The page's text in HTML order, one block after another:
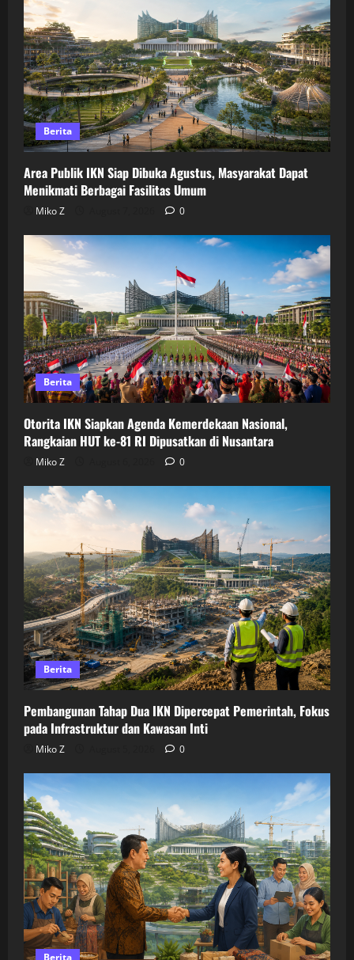
Berita
Area Publik IKN Siap Dibuka Agustus, Masyarakat Dapat
Menikmati Berbagai Fasilitas Umum
Miko Z 0
Berita
Otorita IKN Siapkan Agenda Kemerdekaan Nasional,
Rangkaian HUT ke-81 RI Dipusatkan di Nusantara
Miko Z 0
Berita
Pembangunan Tahap Dua IKN Dipercepat Pemerintah, Fokus
pada Infrastruktur dan Kawasan Inti
Miko Z 0